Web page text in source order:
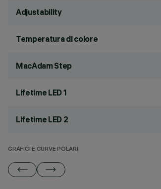
Adjustability
Temperatura di colore
MacAdam Step
Lifetime LED 1
Lifetime LED 2
GRAFICI E CURVE POLARI